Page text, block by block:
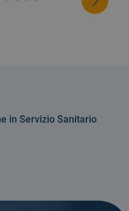
in Servizio Sanitario